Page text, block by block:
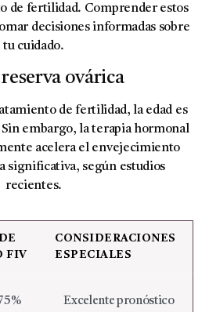
de fertilidad. Comprender estos
decisiones informadas sobre
tu cuidado.
ovárica
de fertilidad, la edad es
embargo, la terapia hormonal
acelera el envejecimiento
significativa, según estudios
recientes.
FIV
CONSIDERACIONES
ESPECIALES
Excelente pronóstico